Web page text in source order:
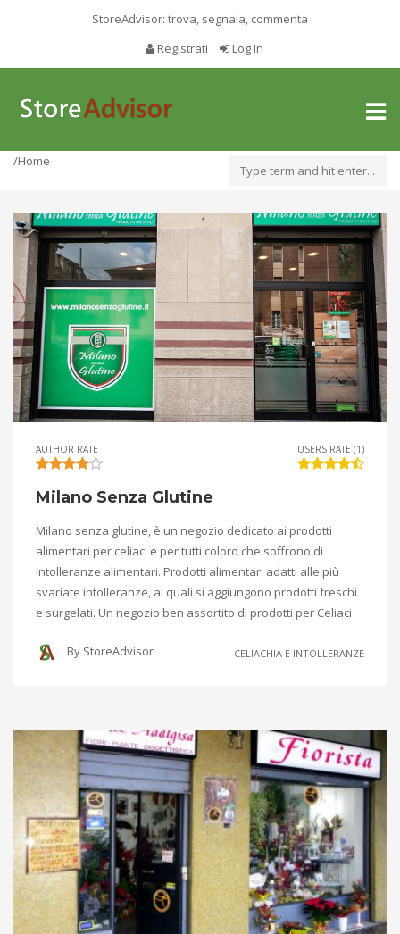
StoreAdvisor: trova, segnala, commenta
Registrati
Log In
Toggle
/Home
AUTHOR RATE USERS RATE (1)
Milano Senza Glutine
Milano senza glutine, è un negozio dedicato ai prodotti
alimentari per celiaci e per tutti coloro che soffrono di
intolleranze alimentari. Prodotti alimentari adatti alle più
svariate intolleranze, ai quali si aggiungono prodotti freschi
e surgelati. Un negozio ben assortito di prodotti per Celiaci
By StoreAdvisor CELIACHIA E INTOLLERANZE